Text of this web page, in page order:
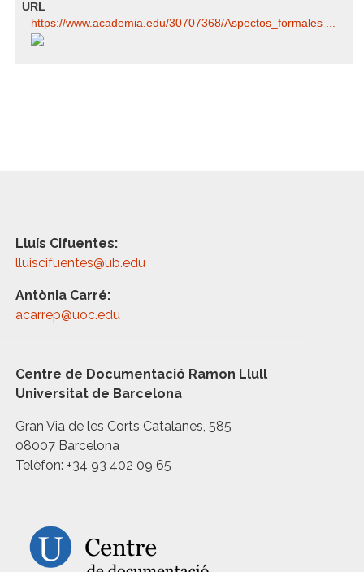
URL
https:/​/​www.academia.edu/​30707368/​Aspectos_formales ...
Lluís Cifuentes:
lluiscifuentes@ub.edu
Antònia Carré:
acarrep@uoc.edu
Centre de Documentació Ramon Llull
Universitat de Barcelona
Gran Via de les Corts Catalanes, 585
08007 Barcelona
Telèfon: +34 93 402 09 65